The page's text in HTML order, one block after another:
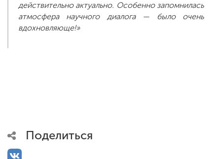
действительно актуально. Особенно запомнилась
атмосфера научного диалога — было очень
вдохновляюще!»
Поделиться